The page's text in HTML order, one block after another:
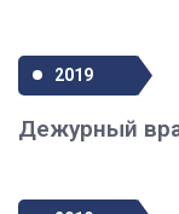
2019
Дежурный